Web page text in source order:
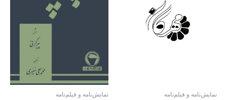
نمایش‌نامه و فیلم‌نامه نمایش‌نامه و فیلم‌نامه